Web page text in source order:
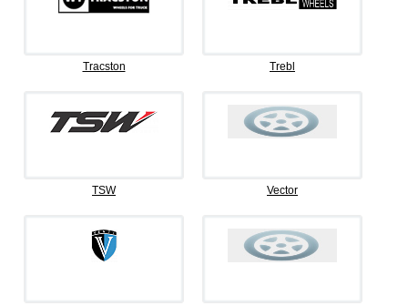
Tracston Trebl
TSW Vector